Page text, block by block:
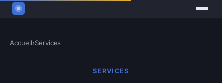
Accueil›Services
SERVICES